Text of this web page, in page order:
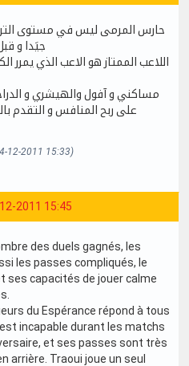
مساكني و آفول والهيشري و
على ربح المنافس و التقدم
12-2011 15:33)
2011 15:45
des duels gagnés, les
les passes compliqués, le
ses capacités de jouer calme
du Espérance répond à tous
incapable durant les matchs
et ses passes sont très
arrière. Traoui joue un seul